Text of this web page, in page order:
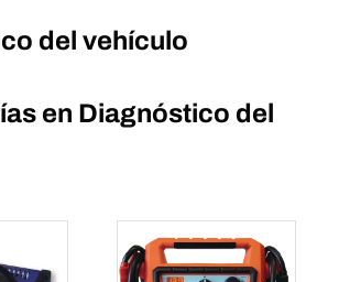
del vehículo
en Diagnóstico del